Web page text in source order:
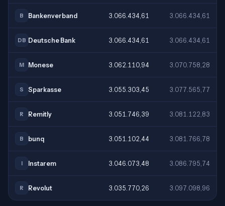
B Bankenverband 3.066.434,61 3.066.434,61
DB Deutsche Bank 3.066.434,61 3.066.434,61
M Monese 3.062.110,94 3.070.758,28
S Sparkasse 3.055.303,45 3.077.565,77
R Remitly 3.051.746,39 3.081.122,83
B bunq 3.051.102,44 3.081.766,78
I Instarem 3.046.073,48 3.086.795,74
R Revolut 3.035.770,26 3.097.098,96